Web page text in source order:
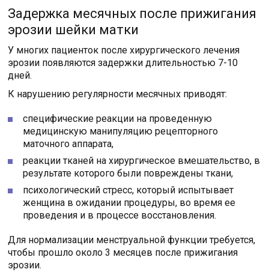
Задержка месячных после прижигания
эрозии шейки матки
У многих пациенток после хирургического лечения
эрозии появляются задержки длительностью 7-10
дней.
К нарушению регулярности месячных приводят:
специфические реакции на проведенную
медицинскую манипуляцию рецепторного
маточного аппарата,
реакции тканей на хирургическое вмешательство, в
результате которого были повреждены ткани,
психологический стресс, который испытывает
женщина в ожидании процедуры, во время ее
проведения и в процессе восстановления.
Для нормализации менструальной функции требуется,
чтобы прошло около 3 месяцев после прижигания
эрозии.